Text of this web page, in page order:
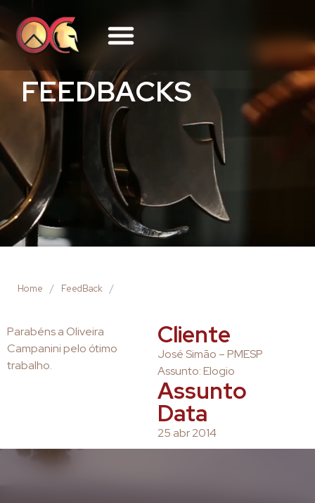
FEEDBACKS
Home / FeedBack /
Parabéns a Oliveira
Campanini pelo ótimo
trabalho.
Cliente
José Simão – PMESP
Assunto: Elogio
Assunto
Data
25 abr 2014